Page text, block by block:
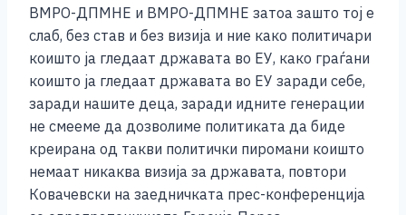
ВМРО-ДПМНЕ и ВМРО-ДПМНЕ затоа зашто тој е
слаб, без став и без визија и ние како политичари
коишто ја гледаат државата во ЕУ, како граѓани
коишто ја гледаат државата во ЕУ заради себе,
заради нашите деца, заради идните генерации
не смееме да дозволиме политиката да биде
креирана од такви политички пиромани коишто
немаат никаква визија за државата, повтори
Ковачевски на заедничката прес-конференција